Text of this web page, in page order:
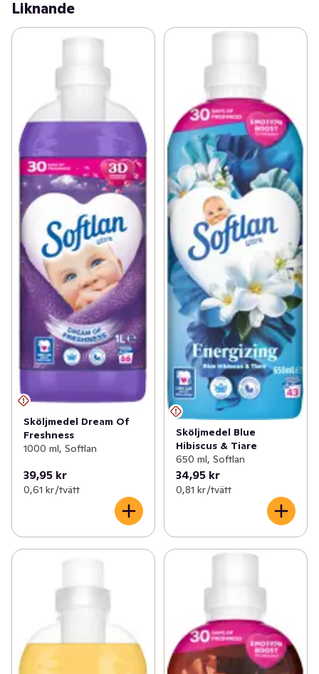
Liknande
Sköljmedel Dream Of
Freshness
1000 ml, Softlan
39,95 kr
0,61 kr /tvätt
Sköljmedel Blue
Hibiscus & Tiare
650 ml, Softlan
34,95 kr
0,81 kr /tvätt